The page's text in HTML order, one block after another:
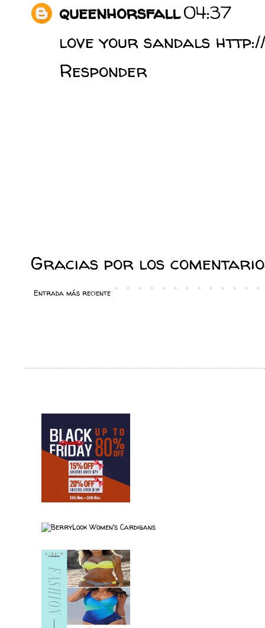
queenhorsfall04:37
love your sandals
Responder
Gracias por los
Entrada más reciente